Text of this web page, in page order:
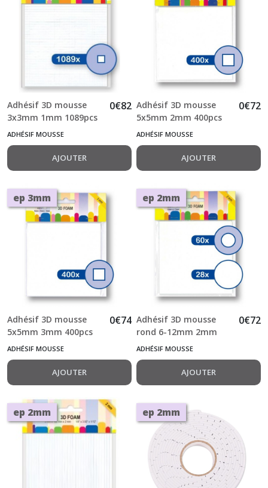
Adhésif 3D mousse
3x3mm 1mm 1089pcs
0€82
ADHÉSIF MOUSSE
AJOUTER
Adhésif 3D mousse
5x5mm 2mm 400pcs
0€72
ADHÉSIF MOUSSE
AJOUTER
ep 3mm
Adhésif 3D mousse
5x5mm 3mm 400pcs
0€74
ADHÉSIF MOUSSE
AJOUTER
ep 2mm
Adhésif 3D mousse
rond 6-12mm 2mm
88pcs
0€72
ADHÉSIF MOUSSE
AJOUTER
ep 2mm ep 2mm